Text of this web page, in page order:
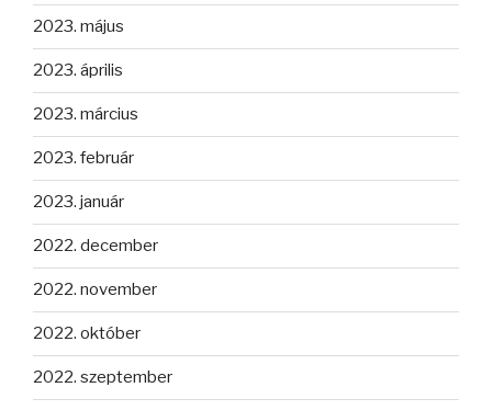
2023. május
2023. április
2023. március
2023. február
2023. január
2022. december
2022. november
2022. október
2022. szeptember